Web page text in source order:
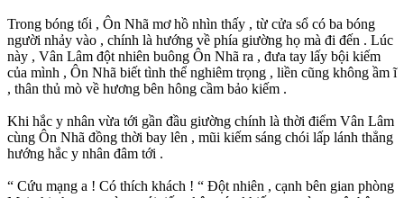
Trong bóng tối , Ôn Nhã mơ hồ nhìn thấy , từ cửa sổ có ba bóng
người nhảy vào , chính là hướng về phía giường họ mà đi đến . Lúc
này , Vân Lâm đột nhiên buông Ôn Nhã ra , đưa tay lấy bội kiếm
của mình , Ôn Nhã biết tình thể nghiêm trọng , liền cũng không ầm ĩ
, thân thủ mò về hương bên hông cầm bảo kiếm .
Khi hắc y nhân vừa tới gần đầu giường chính là thời điểm Vân Lâm
cùng Ôn Nhã đồng thời bay lên , mũi kiếm sáng chói lấp lánh thẳng
hướng hắc y nhân đâm tới .
“ Cứu mạng a ! Có thích khách ! “ Đột nhiên , cạnh bên gian phòng